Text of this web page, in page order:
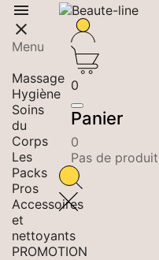


Menu
Massage
Hygiène
Soins
du
Corps
Les
Packs
Pros
Accessoires
et
nettoyants
PROMOTION
0
Panier
0
Pas de